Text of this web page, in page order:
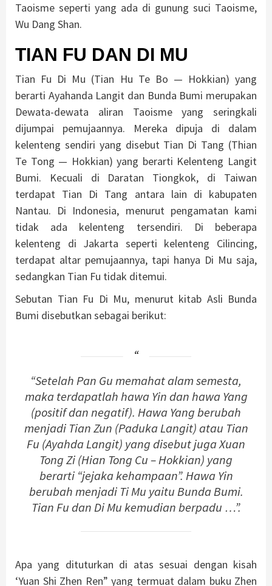
Taoisme seperti yang ada di gunung suci Taoisme,
Wu Dang Shan.
TIAN FU DAN DI MU
Tian Fu Di Mu (Tian Hu Te Bo — Hokkian) yang
berarti Ayahanda Langit dan Bunda Bumi merupakan
Dewata-dewata aliran Taoisme yang seringkali
dijumpai pemujaannya. Mereka dipuja di dalam
kelenteng sendiri yang disebut Tian Di Tang (Thian
Te Tong — Hokkian) yang berarti Kelenteng Langit
Bumi. Kecuali di Daratan Tiongkok, di Taiwan
terdapat Tian Di Tang antara lain di kabupaten
Nantau. Di Indonesia, menurut pengamatan kami
tidak ada kelenteng tersendiri. Di beberapa
kelenteng di Jakarta seperti kelenteng Cilincing,
terdapat altar pemujaannya, tapi hanya Di Mu saja,
sedangkan Tian Fu tidak ditemui.
Sebutan Tian Fu Di Mu, menurut kitab Asli Bunda
Bumi disebutkan sebagai berikut:
“Setelah Pan Gu memahat alam semesta,
maka terdapatlah hawa Yin dan hawa Yang
(positif dan negatif). Hawa Yang berubah
menjadi Tian Zun (Paduka Langit) atau Tian
Fu (Ayahda Langit) yang disebut juga Xuan
Tong Zi (Hian Tong Cu – Hokkian) yang
berarti “jejaka kehampaan”. Hawa Yin
berubah menjadi Ti Mu yaitu Bunda Bumi.
Tian Fu dan Di Mu kemudian berpadu …”.
Apa yang dituturkan di atas sesuai dengan kisah
‘Yuan Shi Zhen Ren” yang termuat dalam buku Zhen